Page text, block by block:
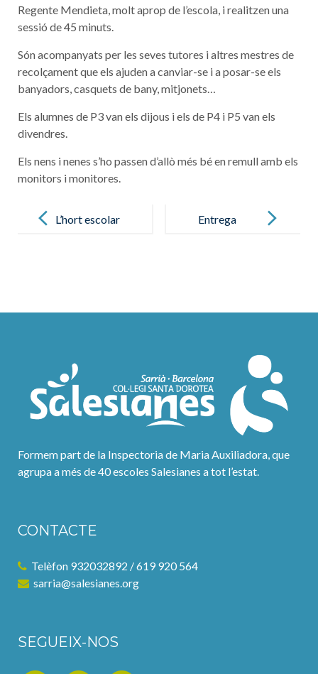
Regente Mendieta, molt aprop de l’escola, i realitzen una
sessió de 45 minuts.
Són acompanyats per les seves tutores i altres mestres de
recolçament que els ajuden a canviar-se i a posar-se els
banyadors, casquets de bany, mitjonets…
Els alumnes de P3 van els dijous i els de P4 i P5 van els
divendres.
Els nens i nenes s’ho passen d’allò més bé en remull amb els
monitors i monitores.
navigationL’hort escolar
Entrega
Formem part de la Inspectoria de Maria Auxiliadora, que
agrupa a més de 40 escoles Salesianes a tot l’estat.
CONTACTE
Telèfon 932032892 / 619 920 564
sarria@salesianes.org
SEGUEIX-NOS